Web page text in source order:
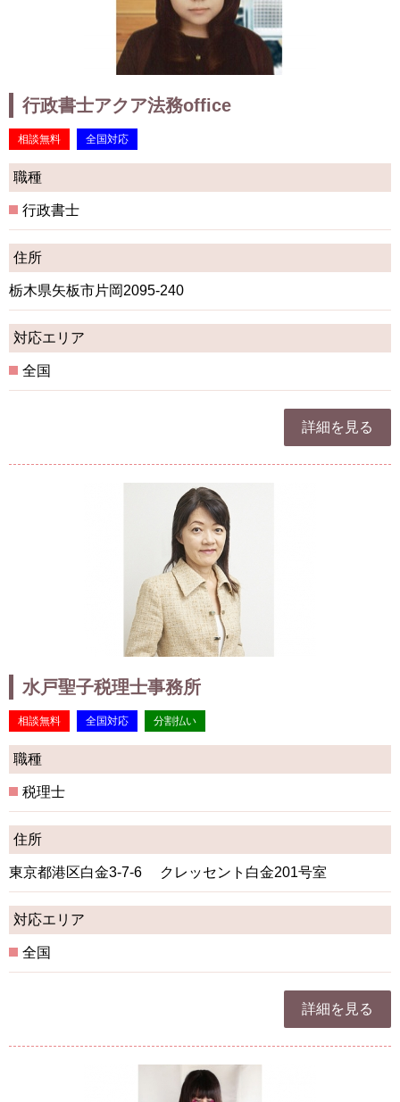
行政書士アクア法務office
相談無料 全国対応
職種
行政書士
住所
栃木県矢板市片岡2095-240
対応エリア
全国
詳細を見る
水戸聖子税理士事務所
相談無料 全国対応 分割払い
職種
税理士
住所
東京都港区白金3-7-6 クレッセント白金201号室
対応エリア
全国
詳細を見る